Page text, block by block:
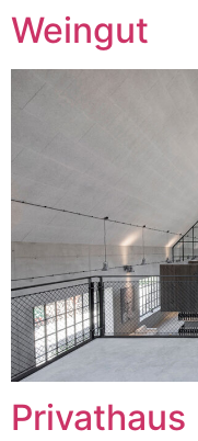
Weingut
Privathaus